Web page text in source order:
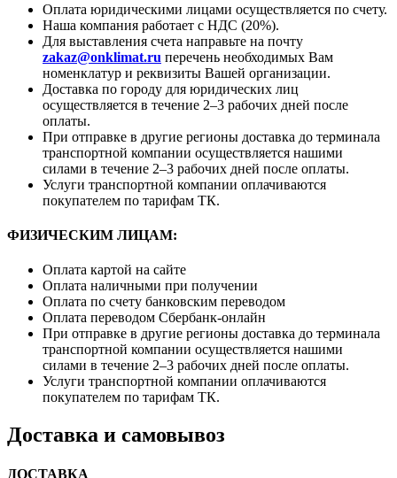
Оплата юридическими лицами осуществляется по счету.
Наша компания работает с НДС (20%).
Для выставления счета направьте на почту
zakaz@onklimat.ru перечень необходимых Вам
номенклатур и реквизиты Вашей организации.
Доставка по городу для юридических лиц
осуществляется в течение 2–3 рабочих дней после
оплаты.
При отправке в другие регионы доставка до терминала
транспортной компании осуществляется нашими
силами в течение 2–3 рабочих дней после оплаты.
Услуги транспортной компании оплачиваются
покупателем по тарифам ТК.
ФИЗИЧЕСКИМ ЛИЦАМ:
Оплата картой на сайте
Оплата наличными при получении
Оплата по счету банковским переводом
Оплата переводом Сбербанк-онлайн
При отправке в другие регионы доставка до терминала
транспортной компании осуществляется нашими
силами в течение 2–3 рабочих дней после оплаты.
Услуги транспортной компании оплачиваются
покупателем по тарифам ТК.
Доставка и самовывоз
ДОСТАВКА